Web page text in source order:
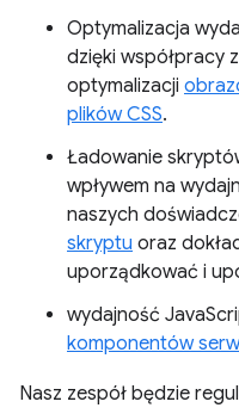
Optymalizacja
dzięki współpracy
optymalizacji
plików CSS.
Ładowanie
wpływem na
naszych
skryptu oraz
uporządkować i
wydajność
komponentów
Nasz zespół będzie